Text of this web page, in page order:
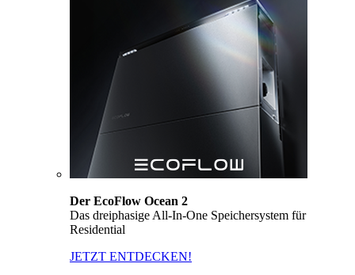
Der EcoFlow Ocean 2
Das dreiphasige All-In-One Speichersystem für
Residential
JETZT ENTDECKEN!